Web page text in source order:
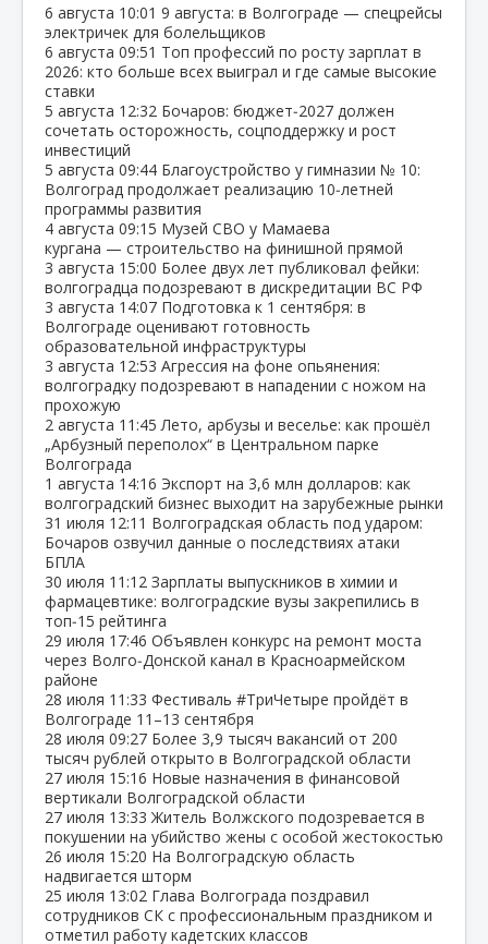
6 августа 10:01 9 августа: в Волгограде — спецрейсы
электричек для болельщиков
6 августа 09:51 Топ профессий по росту зарплат в
2026: кто больше всех выиграл и где самые высокие
ставки
5 августа 12:32 Бочаров: бюджет‑2027 должен
сочетать осторожность, соцподдержку и рост
инвестиций
5 августа 09:44 Благоустройство у гимназии № 10:
Волгоград продолжает реализацию 10‑летней
программы развития
4 августа 09:15 Музей СВО у Мамаева
кургана — строительство на финишной прямой
3 августа 15:00 Более двух лет публиковал фейки:
волгоградца подозревают в дискредитации ВС РФ
3 августа 14:07 Подготовка к 1 сентября: в
Волгограде оценивают готовность
образовательной инфраструктуры
3 августа 12:53 Агрессия на фоне опьянения:
волгоградку подозревают в нападении с ножом на
прохожую
2 августа 11:45 Лето, арбузы и веселье: как прошёл
„Арбузный переполох“ в Центральном парке
Волгограда
1 августа 14:16 Экспорт на 3,6 млн долларов: как
волгоградский бизнес выходит на зарубежные рынки
31 июля 12:11 Волгоградская область под ударом:
Бочаров озвучил данные о последствиях атаки
БПЛА
30 июля 11:12 Зарплаты выпускников в химии и
фармацевтике: волгоградские вузы закрепились в
топ‑15 рейтинга
29 июля 17:46 Объявлен конкурс на ремонт моста
через Волго‑Донской канал в Красноармейском
районе
28 июля 11:33 Фестиваль #ТриЧетыре пройдёт в
Волгограде 11–13 сентября
28 июля 09:27 Более 3,9 тысяч вакансий от 200
тысяч рублей открыто в Волгоградской области
27 июля 15:16 Новые назначения в финансовой
вертикали Волгоградской области
27 июля 13:33 Житель Волжского подозревается в
покушении на убийство жены с особой жестокостью
26 июля 15:20 На Волгоградскую область
надвигается шторм
25 июля 13:02 Глава Волгограда поздравил
сотрудников СК с профессиональным праздником и
отметил работу кадетских классов